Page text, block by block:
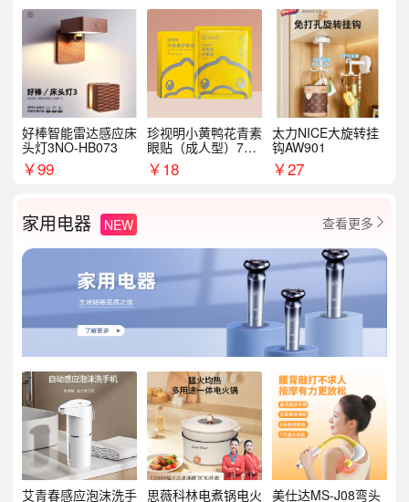
好棒智能雷达感应床
头灯3NO-HB073
￥99
珍视明小黄鸭花青素
眼贴（成人型）7对/
盒
￥18
太力NICE大旋转挂
钩AW901
￥27
家用电器 NEW 查看更多 
艾青春感应泡沫洗手 思薇科林电煮锅电火 美仕达MS-J08弯头